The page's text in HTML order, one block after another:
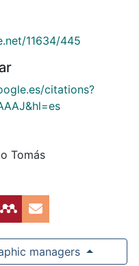
11634/445
citations?
Tomás
managers